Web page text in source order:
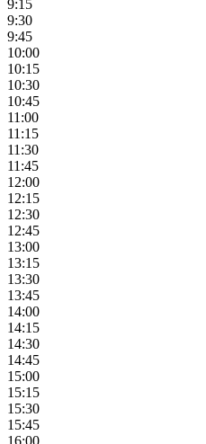
9:15
9:30
9:45
10:00
10:15
10:30
10:45
11:00
11:15
11:30
11:45
12:00
12:15
12:30
12:45
13:00
13:15
13:30
13:45
14:00
14:15
14:30
14:45
15:00
15:15
15:30
15:45
16:00